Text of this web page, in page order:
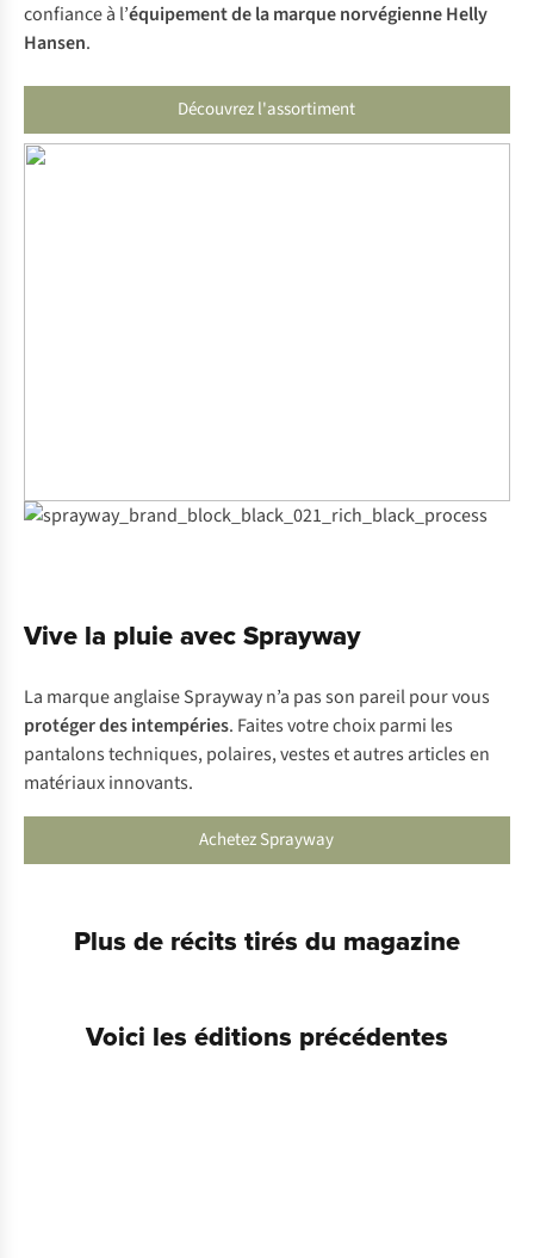
confiance à l’équipement de la marque norvégienne Helly
Hansen.
Découvrez l'assortiment
Vive la pluie avec Sprayway
La marque anglaise Sprayway n’a pas son pareil pour vous
protéger des intempéries. Faites votre choix parmi les
pantalons techniques, polaires, vestes et autres articles en
matériaux innovants.
Achetez Sprayway
Plus de récits tirés du magazine
Voici les éditions précédentes